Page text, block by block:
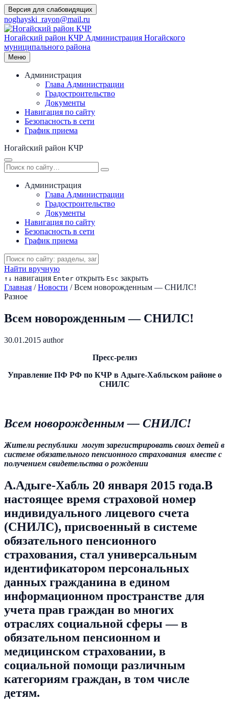
Перейти
к
содержимому
Версия для слабовидящих
noghayski_rayon@mail.ru
Ногайский район КЧР Администрация Ногайского
муниципального района
Меню
Администрация
Глава Администрации
Градостроительство
Документы
Навигация по сайту
Безопасность в сети
График приема
Ногайский район КЧР
Администрация
Глава Администрации
Градостроительство
Документы
Навигация по сайту
Безопасность в сети
График приема
Найти вручную
↑ ↓ навигация Enter открыть Esc закрыть
Главная / Новости / Всем новорожденным — СНИЛС!
Разное
Всем новорожденным — СНИЛС!
30.01.2015 author
Пресс-релиз
Управление ПФ РФ по КЧР в Адыге-Хабльском районе о
СНИЛС
Всем новорожденным — СНИЛС!
Жители республики могут зарегистрировать своих детей в
системе обязательного пенсионного страхования вместе с
получением свидетельства о рождении
А.Адыге-Хабль 20 января 2015 года.В
настоящее время страховой номер
индивидуального лицевого счета
(СНИЛС), присвоенный в системе
обязательного пенсионного
страхования, стал универсальным
идентификатором персональных
данных гражданина в едином
информационном пространстве для
учета прав граждан во многих
отраслях социальной сферы — в
обязательном пенсионном и
медицинском страховании, в
социальной помощи различным
категориям граждан, в том числе
детям.